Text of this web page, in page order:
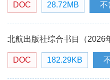
DOC 28.72MB 不
北航出版社综合书目（2026
DOC 182.29KB